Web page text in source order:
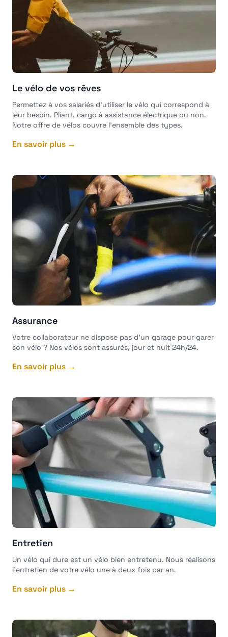
Le vélo de vos rêves
Permettez à vos salariés d'utiliser le vélo qui correspond à
leur besoin. Pliant, cargo à assistance électrique ou non.
Notre offre de vélos couvre l'ensemble des types.
En savoir plus →
Assurance
Votre collaborateur ne dispose pas d'un garage pour garer
son vélo ? Nos vélos sont assurés, jour et nuit 24h/24.
En savoir plus →
Entretien
Un vélo qui dure est un vélo bien entretenu. Nous réalisons
l'entretien de votre vélo une à deux fois par an.
En savoir plus →